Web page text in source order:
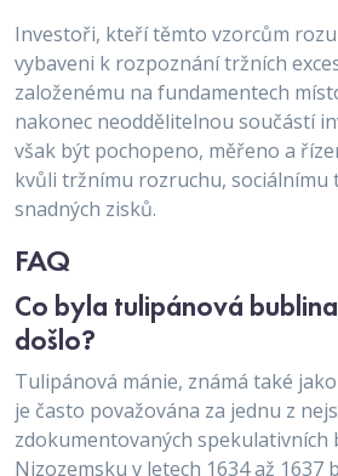
Investoři, kteří těmto vzorcům
vybaveni k rozpoznání tržních
založenému na fundamentech
nakonec neoddělitelnou součástí
však být pochopeno, měřeno a
kvůli tržnímu rozruchu,
snadných zisků.
FAQ
Co byla tulipánová
došlo?
Tulipánová mánie, známá také
je často považována za jednu z
zdokumentovaných spekulativních
Nizozemsku v letech 1634 až 1637